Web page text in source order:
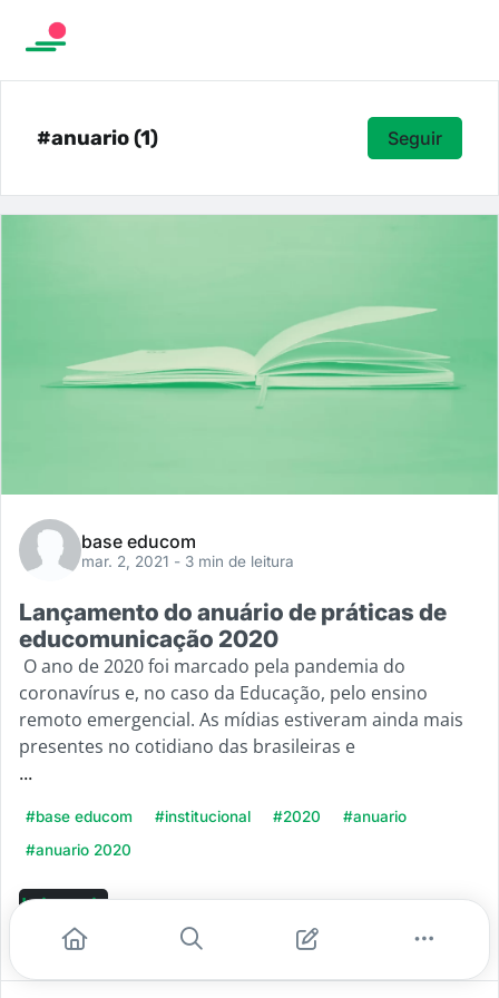
#anuario (1) Seguir
base educom
mar. 2, 2021 - 3 min de leitura
Lançamento do anuário de práticas de
educomunicação 2020
O ano de 2020 foi marcado pela pandemia do
coronavírus e, no caso da Educação, pelo ensino
remoto emergencial. As mídias estiveram ainda mais
presentes no cotidiano das brasileiras e
...
#base educom #institucional #2020
#anuario
#anuario 2020
Leia mais